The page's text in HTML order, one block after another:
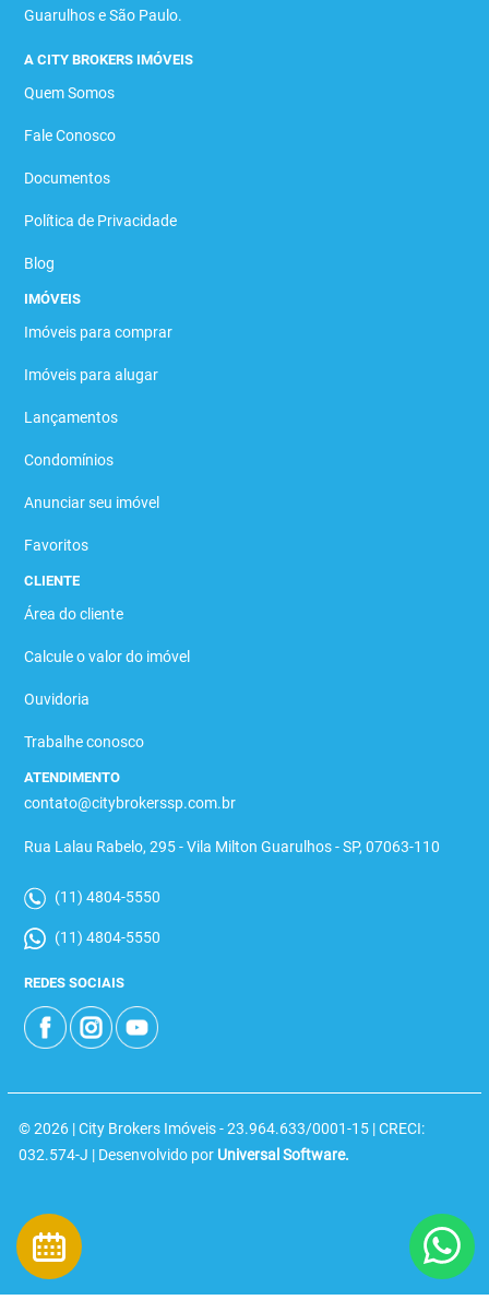
Guarulhos e São Paulo.
A CITY BROKERS IMÓVEIS
Quem Somos
Fale Conosco
Documentos
Política de Privacidade
Blog
IMÓVEIS
Imóveis para comprar
Imóveis para alugar
Lançamentos
Condomínios
Anunciar seu imóvel
Favoritos
CLIENTE
Área do cliente
Calcule o valor do imóvel
Ouvidoria
Trabalhe conosco
ATENDIMENTO
contato@citybrokerssp.com.br
Rua Lalau Rabelo, 295 - Vila Milton Guarulhos - SP, 07063-110
(11) 4804-5550
(11) 4804-5550
REDES SOCIAIS
© 2026 | City Brokers Imóveis - 23.964.633/0001-15 | CRECI:
032.574-J | Desenvolvido por Universal Software.